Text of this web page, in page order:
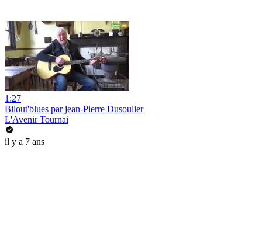
1:27
Bilout'blues par jean-Pierre Dusoulier
L'Avenir Tournai
il y a 7 ans